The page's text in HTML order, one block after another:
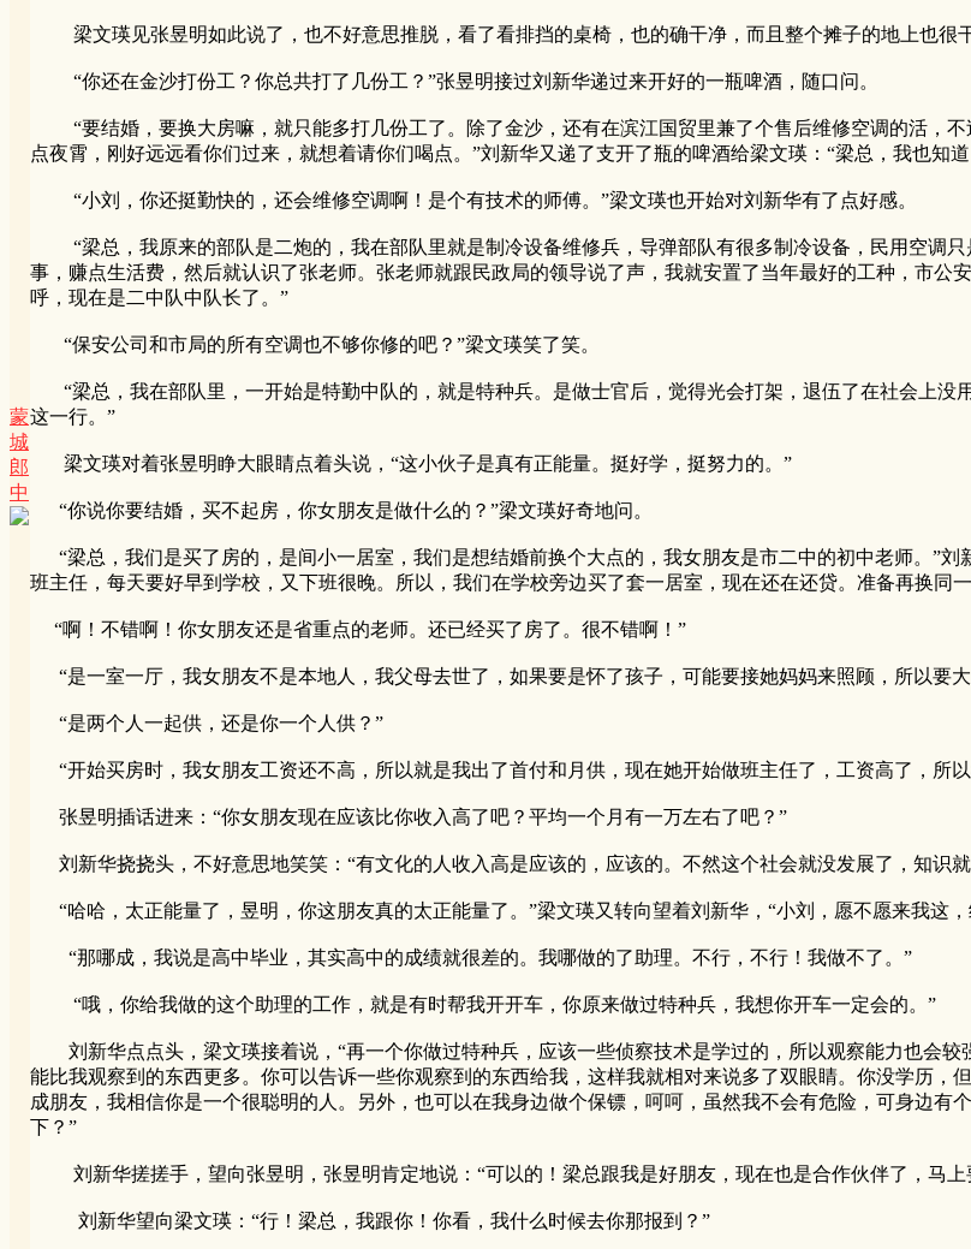
蒙
城
郎
中
梁文瑛见张昱明如此说了，也不好意思推脱，看了看排挡的桌椅，也的确干净，而且整个摊子的地上也很
“你还在金沙打份工？你总共打了几份工？”张昱明接过刘新华递过来开好的一瓶啤酒，随口问。
“要结婚，要换大房嘛，就只能多打几份工了。除了金沙，还有在滨江国贸里兼了个售后维修空调的活，
点夜霄，刚好远远看你们过来，就想着请你们喝点。”刘新华又递了支开了瓶的啤酒给梁文瑛：“梁总，我也知
“小刘，你还挺勤快的，还会维修空调啊！是个有技术的师傅。”梁文瑛也开始对刘新华有了点好感。
“梁总，我原来的部队是二炮的，我在部队里就是制冷设备维修兵，导弹部队有很多制冷设备，民用空调
事，赚点生活费，然后就认识了张老师。张老师就跟民政局的领导说了声，我就安置了当年最好的工种，市公
呼，现在是二中队中队长了。”
“保安公司和市局的所有空调也不够你修的吧？”梁文瑛笑了笑。
“梁总，我在部队里，一开始是特勤中队的，就是特种兵。是做士官后，觉得光会打架，退伍了在社会上没
这一行。”
梁文瑛对着张昱明睁大眼睛点着头说，“这小伙子是真有正能量。挺好学，挺努力的。”
“你说你要结婚，买不起房，你女朋友是做什么的？”梁文瑛好奇地问。
“梁总，我们是买了房的，是间小一居室，我们是想结婚前换个大点的，我女朋友是市二中的初中老师。”
班主任，每天要好早到学校，又下班很晚。所以，我们在学校旁边买了套一居室，现在还在还贷。准备再换同
“啊！不错啊！你女朋友还是省重点的老师。还已经买了房了。很不错啊！”
“是一室一厅，我女朋友不是本地人，我父母去世了，如果要是怀了孩子，可能要接她妈妈来照顾，所以要
“是两个人一起供，还是你一个人供？”
“开始买房时，我女朋友工资还不高，所以就是我出了首付和月供，现在她开始做班主任了，工资高了，所
张昱明插话进来：“你女朋友现在应该比你收入高了吧？平均一个月有一万左右了吧？”
刘新华挠挠头，不好意思地笑笑：“有文化的人收入高是应该的，应该的。不然这个社会就没发展了，知识
“哈哈，太正能量了，昱明，你这朋友真的太正能量了。”梁文瑛又转向望着刘新华，“小刘，愿不愿来我这
“那哪成，我说是高中毕业，其实高中的成绩就很差的。我哪做的了助理。不行，不行！我做不了。”
“哦，你给我做的这个助理的工作，就是有时帮我开开车，你原来做过特种兵，我想你开车一定会的。”
刘新华点点头，梁文瑛接着说，“再一个你做过特种兵，应该一些侦察技术是学过的，所以观察能力也会较
能比我观察到的东西更多。你可以告诉一些你观察到的东西给我，这样我就相对来说多了双眼睛。你没学历
成朋友，我相信你是一个很聪明的人。另外，也可以在我身边做个保镖，呵呵，虽然我不会有危险，可身边
下？”
刘新华搓搓手，望向张昱明，张昱明肯定地说：“可以的！梁总跟我是好朋友，现在也是合作伙伴了，马上
刘新华望向梁文瑛：“行！梁总，我跟你！你看，我什么时候去你那报到？”